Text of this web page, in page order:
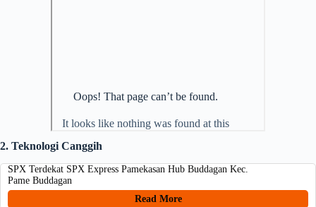
2. Teknologi Canggih
SPX Terdekat SPX Express Pamekasan Hub Buddagan Kec.
Pame Buddagan
Read More